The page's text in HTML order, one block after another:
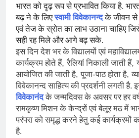
भारत को दृढ़ रूप से प्रभावित किया है.
बढ़ ने के लिएस्वामी विवेकानन्दके जीवन से
एवं तेज के स्रोत का लाभ उठाना चाहिए
सही रह मिले और आगे बढ़ सके.
इस दिन देश भर के विद्यालयों एवं
कार्यक्रम होते हैं,रैलियां निकाली जाती हैं,
आयोजित की जाती है,पूजा-पाठ होता है,
विवेकानन्द साहित्य की प्रदर्शनी लगती
विवेकानंदके जन्मदिवस के अवसर पर हर
रामकृष्ण मिशन के केन्द्रों एवं बेलूर मठ में
परंपरा को समृद्ध करने हेतु कई कार्यक्रमों
है.